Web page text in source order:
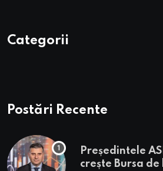
Categorii
Postări Recente
Președintele
crește Bursa de